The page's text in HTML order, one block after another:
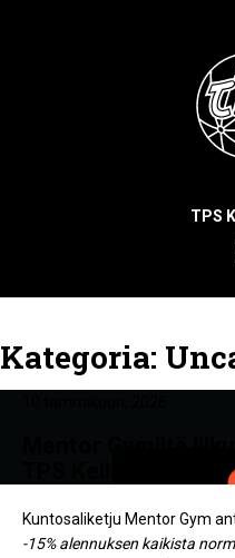
TPS
Kategoria:
Kuntosaliketju Mentor Gym
-15% alennuksen kaikista